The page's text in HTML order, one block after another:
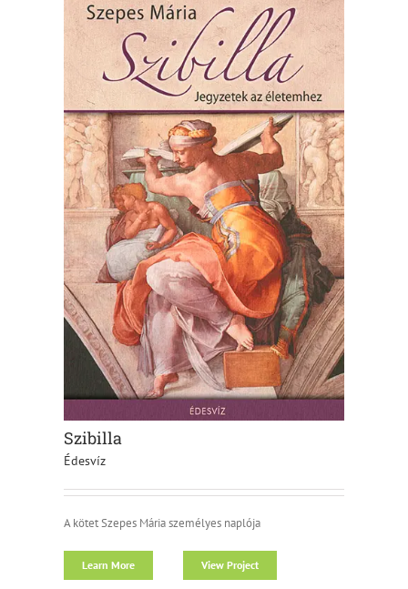
Szibilla
Édesvíz
A kötet Szepes Mária személyes naplója
Learn More View Project